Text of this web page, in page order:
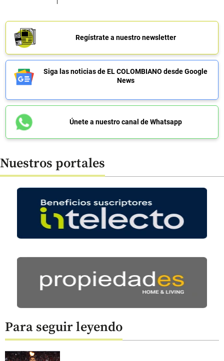
Regístrate a nuestro newsletter
Siga las noticias de EL COLOMBIANO desde Google
News
Únete a nuestro canal de Whatsapp
Nuestros portales
Para seguir leyendo